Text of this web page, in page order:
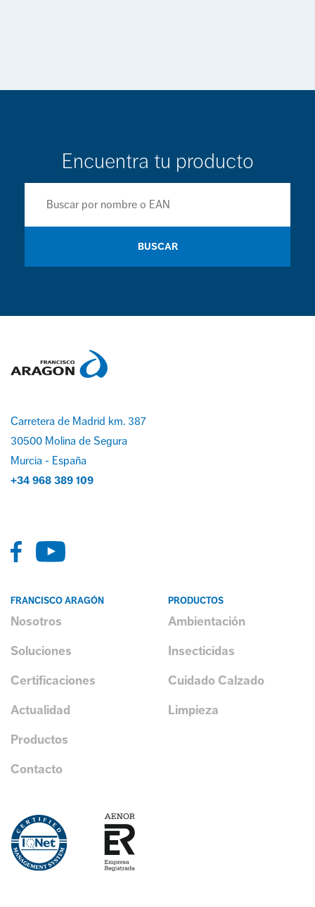
Encuentra tu producto
BUSCAR
Carretera de Madrid km. 387
30500 Molina de Segura
Murcia - España
+34 968 389 109
FRANCISCO ARAGÓN
Nosotros
Soluciones
Certificaciones
Actualidad
Productos
Contacto
PRODUCTOS
Ambientación
Insecticidas
Cuidado Calzado
Limpieza